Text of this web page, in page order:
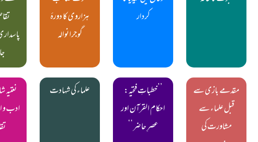
کردار
ہزاروی کا دورۂ
گوجرانوالہ
مقدمے بازی سے
قبل علماء سے
مشاورت کی
’’خطباتِ فتحیہ:
احکام القرآن اور
عصرِ حاضر‘‘
علماء کی شہادت
ادب و